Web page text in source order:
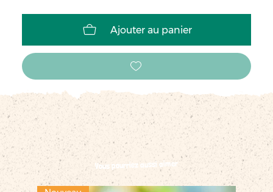
Ajouter au panier
Vous pourriez aussi aimer